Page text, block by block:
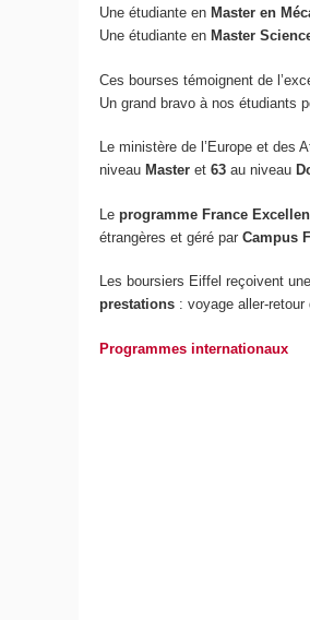
Une étudiante en Master en
Une étudiante en Master
Ces bourses témoignent de
Un grand bravo à nos étudiants
Le ministère de l’Europe et des
niveau Master et63 au niveau
Leprogramme France
étrangères et géré parCampus
Les boursiers Eiffel reçoivent
prestations : voyage aller-
Programmes internationaux